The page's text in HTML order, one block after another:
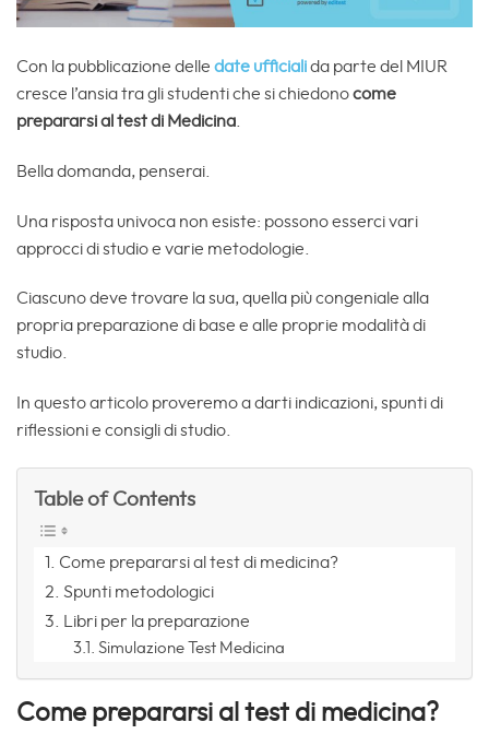
Con la pubblicazione delle date ufficialida parte del MIUR
cresce l’ansia tra gli studenti che si chiedonocome
prepararsi al test di Medicina
Bella domanda, penserai.
Una risposta univoca non esiste: possono esserci vari
approcci di studio e varie metodologie.
Ciascuno deve trovare la sua, quella più congeniale alla
propria preparazione di base e alle proprie modalità di
studio.
In questo articolo proveremo a darti indicazioni, spunti di
riflessioni e consigli di studio.
Table of Contents
Come prepararsi al test di medicina?
Spunti metodologici
Libri per la preparazione
Simulazione Test Medicina
Come prepararsi al test di medicina?